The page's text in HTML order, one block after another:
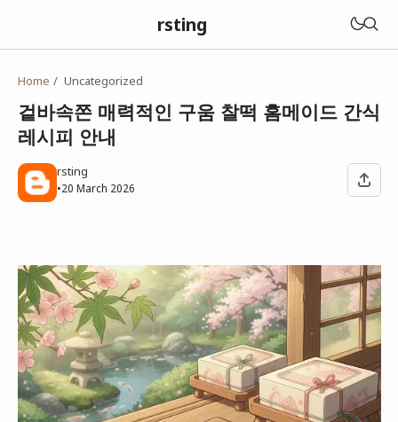
rsting
Home Uncategorized
겉바속쫀 매력적인 구움 찰떡 홈메이드 간식
레시피 안내
rsting
•20 March 2026